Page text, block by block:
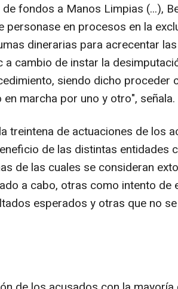
fondos a Manos Limpias (...),
personase en procesos en la
dinerarias para acrecentar
a cambio de instar la
siendo dicho proceder
marcha por uno y otro", señala.
treintena de actuaciones de los
de las distintas entidades
de las cuales se consideran
a cabo, otras como intento de
esperados y otras que no